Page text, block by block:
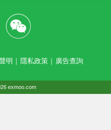
明 ｜ 隱私政策 ｜ 廣告查詢
exmoo.com